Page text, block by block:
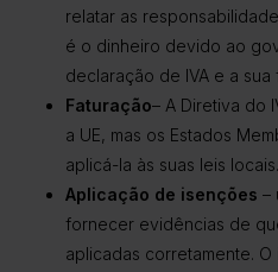
relatar as
é o dinheiro devido ao
declaração de IVA e a sua
Faturação– A Diretiva do
a UE, mas os Estados
aplicá-la às suas leis locais.
Aplicação de isenções –
fornecer evidências de
aplicadas corretamente.